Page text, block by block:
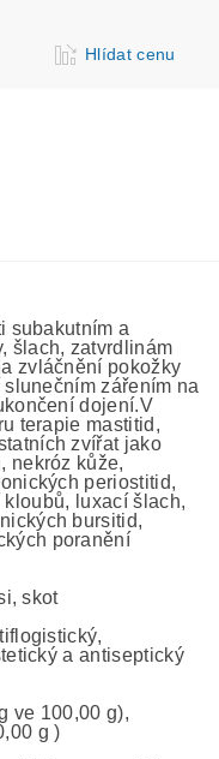
Hlídat cenu
subakutním a
šlach, zatvrdlinám
zvláčnění pokožky
zářením na
dojení.V
terapie mastitid,
zvířat jako
nekróz kůže,
periostitid,
luxací šlach,
bursitid,
poranění
skot
a antiseptický
ve 100,00 g),
g )